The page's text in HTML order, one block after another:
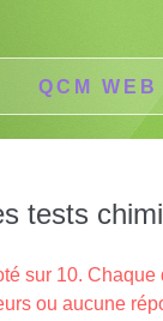
QCM WEB
tests
sur 10.
ou aucune